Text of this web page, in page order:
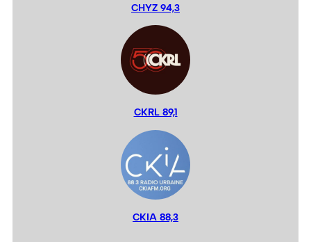
CHYZ 94,3
CKRL 89,1
CKIA 88,3